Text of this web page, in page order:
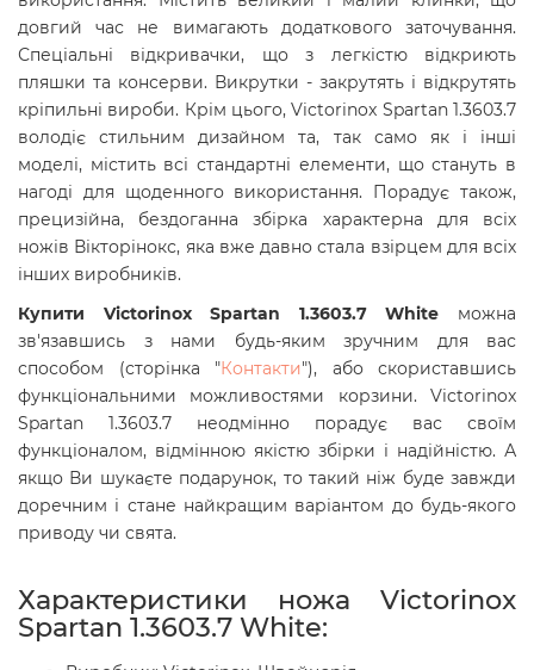
довгий час не вимагають додаткового заточування.
Спеціальні відкривачки, що з легкістю відкриють
пляшки та консерви. Викрутки - закрутять і відкрутять
кріпильні вироби. Крім цього, Victorinox Spartan 1.3603.7
володіє стильним дизайном та, так само як і інші
моделі, містить всі стандартні елементи, що стануть в
нагоді для щоденного використання. Порадує також,
прецизійна, бездоганна збірка характерна для всіх
ножів Вікторінокс, яка вже давно стала взірцем для всіх
інших виробників.
Купити Victorinox Spartan 1.3603.7 White
можна
зв'язавшись з нами будь-яким зручним для вас
способом (сторінка "Контакти"), або скориставшись
функціональними можливостями корзини. Victorinox
Spartan 1.3603.7 неодмінно порадує вас своїм
функціоналом, відмінною якістю збірки і надійністю. А
якщо Ви шукаєте подарунок, то такий ніж буде завжди
доречним і стане найкращим варіантом до будь-якого
приводу чи свята.
Характеристики ножа Victorinox
Spartan 1.3603.7 White: